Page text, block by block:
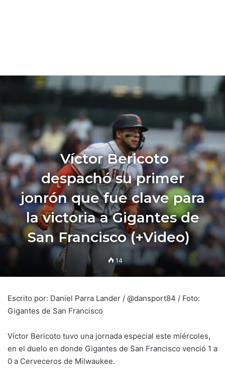
Víctor Bericoto
despachó su primer
jonrón que fue clave para
la victoria a Gigantes de
San Francisco (+Video)
14
Escrito por: Daniel Parra Lander / @dansport84 / Foto:
Gigantes de San Francisco
Víctor Bericoto tuvo una jornada especial este miércoles,
en el duelo en donde Gigantes de San Francisco venció 1 a
0 a Cerveceros de Milwaukee.